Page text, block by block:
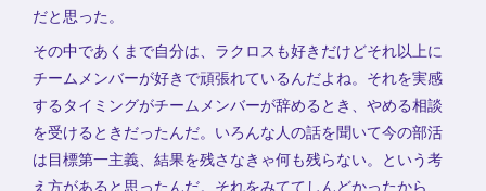
だと思った。
その中であくまで自分は、ラクロスも好きだけどそれ以上に
チームメンバーが好きで頑張れているんだよね。それを実感
するタイミングがチームメンバーが辞めるとき、やめる相談
を受けるときだったんだ。いろんな人の話を聞いて今の部活
は目標第一主義、結果を残さなきゃ何も残らない。という考
え方があると思ったんだ。それをみててしんどかったから、